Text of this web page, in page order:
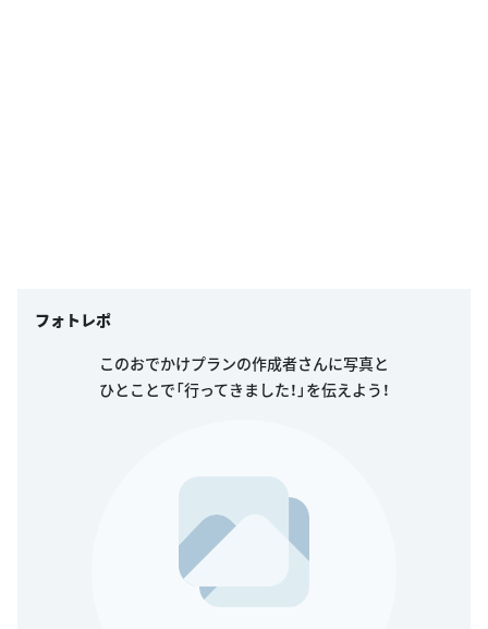
フォトレポ
このおでかけプランの作成者さんに写真と
ひとことで「行ってきました！」を伝えよう！